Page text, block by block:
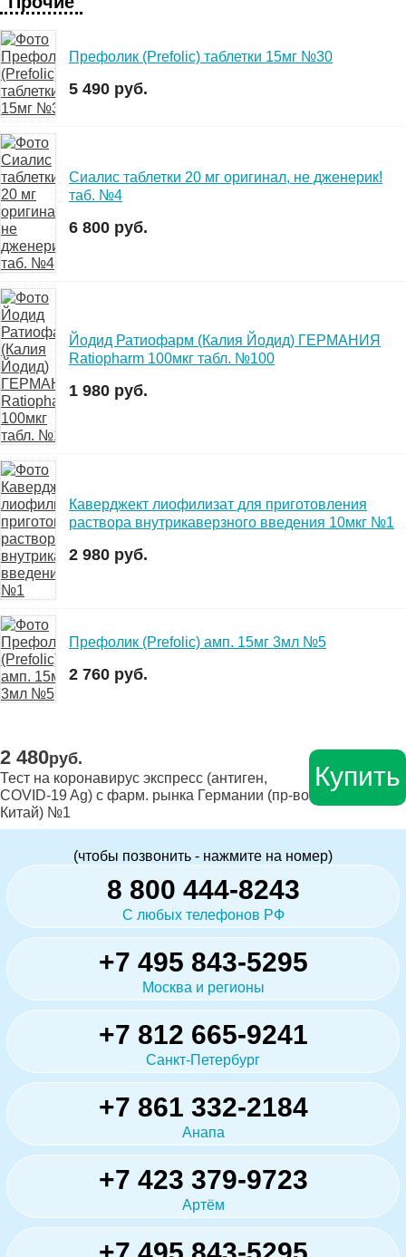
Префолик (Prefolic) таблетки 15мг №30
5 490 руб.
Сиалис таблетки 20 мг оригинал, не дженерик!
таб. №4
6 800 руб.
Йодид Ратиофарм (Калия Йодид) ГЕРМАНИЯ
Ratiopharm 100мкг табл. №100
1 980 руб.
Каверджект лиофилизат для приготовления
раствора внутрикаверзного введения 10мкг №1
2 980 руб.
Префолик (Prefolic) амп. 15мг 3мл №5
2 760 руб.
2 480руб.
Тест на коронавирус экспресс (антиген,
COVID-19 Ag) с фарм. рынка Германии (пр-во
Китай) №1
Купить
(чтобы позвонить - нажмите на номер)
8 800 444-8243
С любых телефонов РФ
+7 495 843-5295
Москва и регионы
+7 812 665-9241
Санкт-Петербург
+7 861 332-2184
Анапа
+7 423 379-9723
Артём